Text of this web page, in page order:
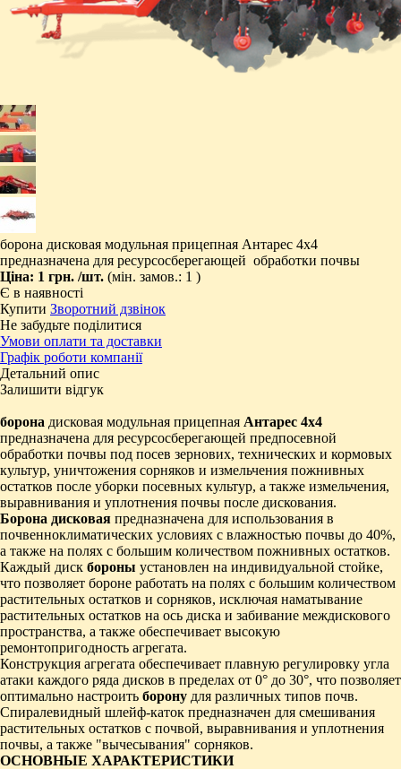
борона дисковая модульная прицепная Антарес 4х4
предназначена для ресурсосберегающей обработки почвы
Ціна: 1 грн. /шт. (мін. замов.: 1 )
Є в наявності
Купити Зворотний дзвінок
Не забудьте поділитися
Умови оплати та доставки
Графік роботи компанії
Детальний опис
Залишити відгук
борона дисковая модульная прицепная Антарес 4х4
предназначена для ресурсосберегающей предпосевной
обработки почвы под посев зернових, технических и кормовых
культур, уничтожения сорняков и измельчения пожнивных
остатков после уборки посевных культур, а также измельчения,
выравнивания и уплотнения почвы после дискования.
Борона дисковая предназначена для использования в
почвенноклиматических условиях с влажностью почвы до 40%,
а также на полях с большим количеством пожнивных остатков.
Каждый диск бороны установлен на индивидуальной стойке,
что позволяет бороне работать на полях с большим количеством
растительных остатков и сорняков, исключая наматывание
растительных остатков на ось диска и забивание междискового
пространства, а также обеспечивает высокую
ремонтопригодность агрегата.
Конструкция агрегата обеспечивает плавную регулировку угла
атаки каждого ряда дисков в пределах от 0° до 30°, что позволяет
оптимально настроить борону для различных типов почв.
Спиралевидный шлейф-каток предназначен для смешивания
растительных остатков с почвой, выравнивания и уплотнения
почвы, а также "вычесывания" сорняков.
ОСНОВНЫЕ ХАРАКТЕРИСТИКИ